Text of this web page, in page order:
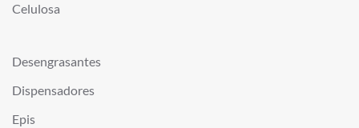
Celulosa
Desengrasantes
Dispensadores
Epis